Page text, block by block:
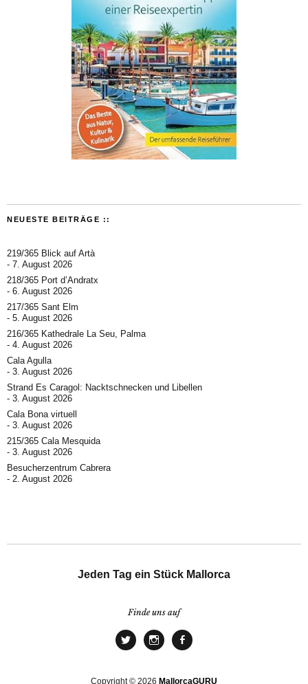
NEUESTE BEITRÄGE ::
219/365 Blick auf Artà
7. August 2026
218/365 Port d’Andratx
6. August 2026
217/365 Sant Elm
5. August 2026
216/365 Kathedrale La Seu, Palma
4. August 2026
Cala Agulla
3. August 2026
Strand Es Caragol: Nacktschnecken und Libellen
3. August 2026
Cala Bona virtuell
3. August 2026
215/365 Cala Mesquida
3. August 2026
Besucherzentrum Cabrera
2. August 2026
Jeden Tag ein Stück Mallorca
Finde uns auf
Copyright © 2026 MallorcaGURU